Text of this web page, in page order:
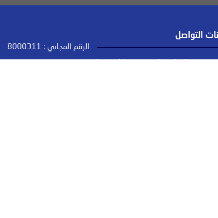
التواصل
حضرموت - المكلا - جول مسحة - مقابل حوش الجمارك
الرقم المجاني : 8000311